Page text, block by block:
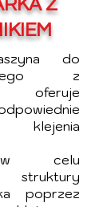
Z
do
z
oferuje
klejenia
w celu
poprzez